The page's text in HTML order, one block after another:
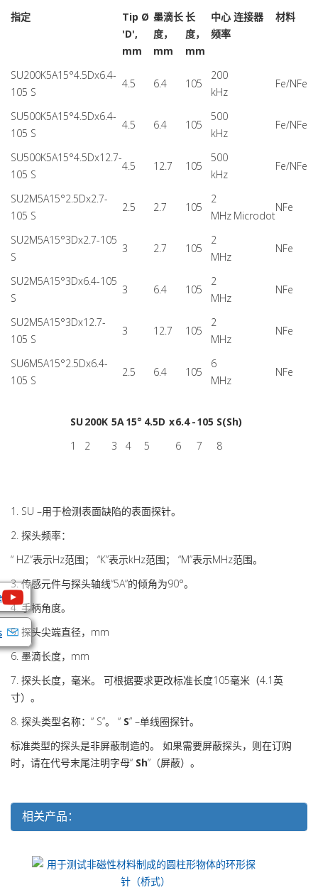
指定
Tip Ø
'D',
mm
墨滴长
度，
mm
长
度，
mm
中心
频率
连接器 材料
SU200K5A15°4.5Dx6.4-
105 S
4.5 6.4 105
200
kHz
Microdot
Fe/NFe
SU500K5A15°4.5Dx6.4-
105 S
4.5 6.4 105
500
kHz
Fe/NFe
SU500K5A15°4.5Dx12.7-
105 S
4.5 12.7 105
500
kHz
Fe/NFe
SU2М5A15°2.5Dx2.7-
105 S
2.5 2.7 105
2
MHz
NFe
SU2М5A15°3Dx2.7-105
S
3 2.7 105
2
MHz
NFe
SU2М5A15°3Dx6.4-105
S
3 6.4 105
2
MHz
NFe
SU2М5A15°3Dx12.7-
105 S
3 12.7 105
2
MHz
NFe
SU6М5A15°2.5Dx6.4-
105 S
2.5 6.4 105
6
MHz
NFe
SU200K 5A15° 4.5D x6.4 -105 S(Sh)
1
2 3 4 5 6 7 8
1. SU –用于检测表面缺陷的表面探针。
2. 探头频率：
“ HZ”表示Hz范围； “К”表示kHz范围； “М”表示MHz范围。
3. 传感元件与探头轴线“5А”的倾角为90°。
4. 手柄角度。
5. 探头尖端直径，mm
6. 墨滴长度，mm
7. 探头长度，毫米。 可根据要求更改标准长度105毫米（4.1英
寸）。
8. 探头类型名称：“ S”。 “ S” –单线圈探针。
标准类型的探头是非屏蔽制造的。 如果需要屏蔽探头，则在订购
时，请在代号末尾注明字母“ Sh”（屏蔽）。
相关产品：